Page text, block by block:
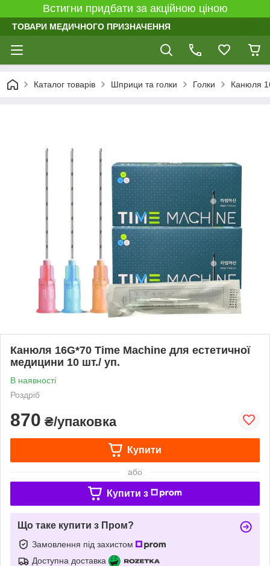
Встигни придбати за акційною ціною
ТОВАРИ МЕДИЧНОГО ПРИЗНАЧЕННЯ
Каталог товарів Шприци та голки Голки Канюля
Канюля 16G*70 Time Machine для естетичної
медицини 10 шт./ уп.
В наявності
Роздріб
870 ₴/упаковка
Купити
або
Купити з
Що таке купити з Пром?
Замовлення під захистом
Доступна доставка